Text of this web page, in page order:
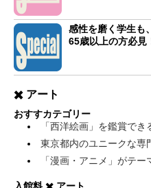
感性を磨く学生も
65歳以上の方必見
✖️ アート
おすすカテゴリー
「西洋絵画」を鑑賞で
東京都内のユニークな専
「漫画・アニメ」がテ
入館料 ✖️ アート